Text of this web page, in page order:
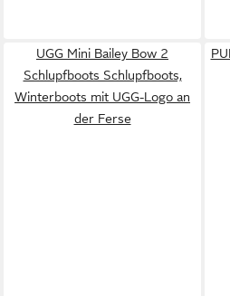
UGG Mini Bailey Bow 2
Schlupfboots Schlupfboots,
Winterboots mit UGG-Logo an
der Ferse